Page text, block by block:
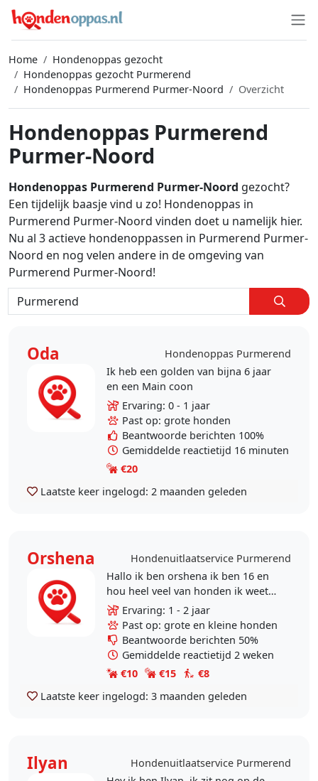
Home
Hondenoppas gezocht
Hondenoppas gezocht Purmerend
Hondenoppas Purmerend Purmer-Noord
Overzicht
Hondenoppas Purmerend
Purmer-Noord
Hondenoppas Purmerend Purmer-Noord gezocht?
Een tijdelijk baasje vind u zo! Hondenoppas in
Purmerend Purmer-Noord vinden doet u namelijk hier.
Nu al 3 actieve hondenoppassen in Purmerend Purmer-
Noord en nog velen andere in de omgeving van
Purmerend Purmer-Noord!
Oda
Hondenoppas Purmerend
Ik heb een golden van bijna 6 jaar
en een Main coon
Ervaring: 0 - 1 jaar
Past op: grote honden
Beantwoorde berichten 100%
Gemiddelde reactietijd 16 minuten
€20
Laatste keer ingelogd: 2 maanden geleden
Orshena
Hondenuitlaatservice Purmerend
Hallo ik ben orshena ik ben 16 en
hou heel veel van honden ik weet
ook wat van honden omdat ik vaak
op honden pas omdat mijn
vriendinen veel honden..
Ervaring: 1 - 2 jaar
Past op: grote en kleine honden
Beantwoorde berichten 50%
Gemiddelde reactietijd 2 weken
€10
€15
€8
Laatste keer ingelogd: 3 maanden geleden
Ilyan
Hondenuitlaatservice Purmerend